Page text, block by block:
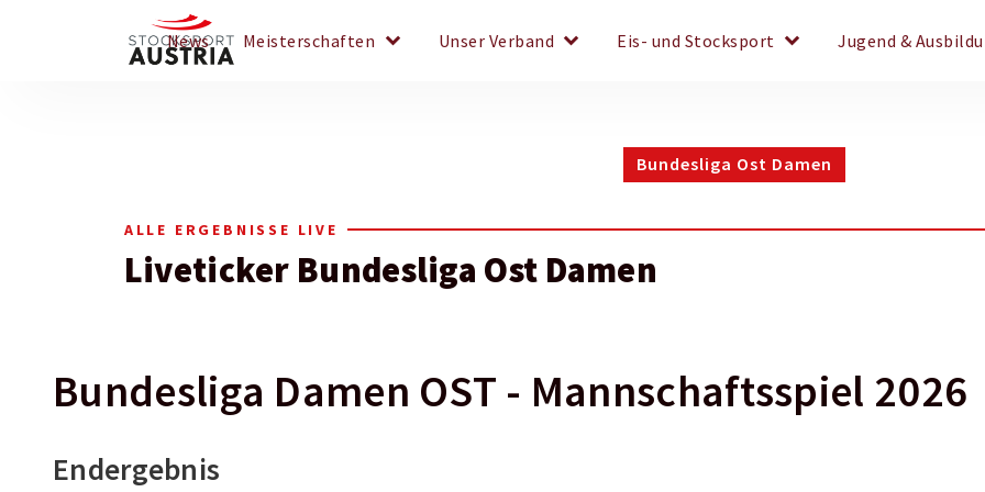
News Meisterschaften keyboard_arrow_down Unser Verband keyboard_arrow_down Eis- und Stocksport keyboard_arrow_down Jugend &
Bundesliga Ost Damen
ALLE ERGEBNISSE LIVE
Liveticker Bundesliga Ost Damen
Bundesliga Damen OST - Mannschaftsspiel 2026
Endergebnis